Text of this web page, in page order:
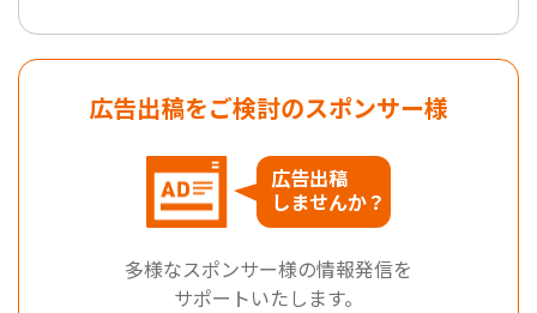
広告出稿をご検討のスポンサー様
広告出稿
しませんか？
多様なスポンサー様の情報発信を
サポートいたします。